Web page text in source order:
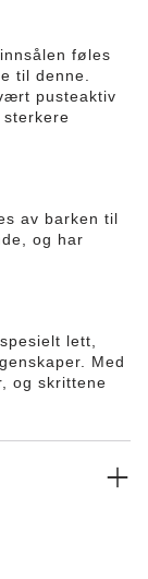
føles
til denne.
pusteaktiv
av barken til
og har
lett,
Med
og skrittene